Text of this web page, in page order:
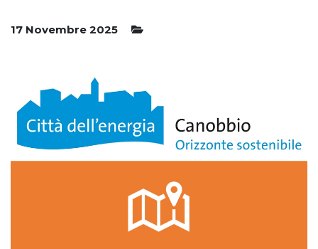
17 Novembre 2025